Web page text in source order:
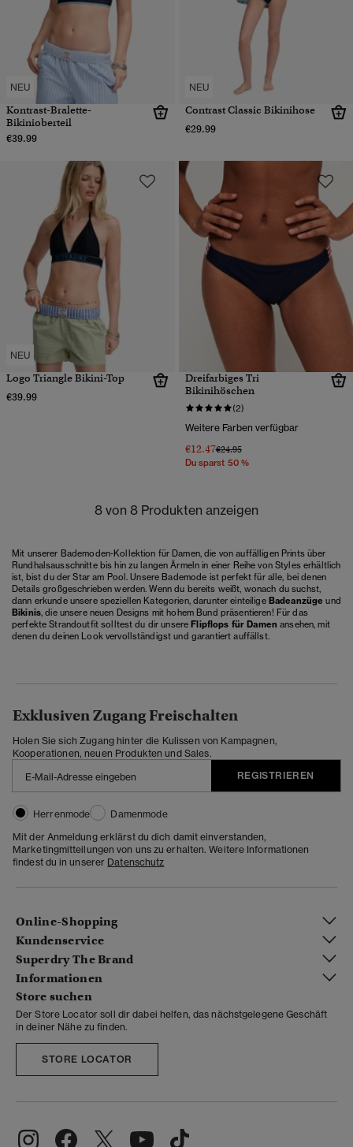
NEU
Kontrast-Bralette-
Bikinioberteil
€39.99
NEU
Contrast Classic Bikinihose
€29.99
NEU
Logo Triangle Bikini-Top
€39.99
Dreifarbiges Tri
Bikinihöschen
(2)
Weitere Farben verfügbar
€12.47Preis wurde reduziert von
€24.95bis
Du sparst 50 %
8 von 8 Produkten anzeigen
Mit unserer Bademoden-Kollektion für Damen, die von auffälligen Prints über
Rundhalsausschnitte bis hin zu langen Ärmeln in einer Reihe von Styles erhältlich
ist, bist du der Star am Pool. Unsere Bademode ist perfekt für alle, bei denen
Details großgeschrieben werden. Wenn du bereits weißt, wonach du suchst,
dann erkunde unsere speziellen Kategorien, darunter einteilige Badeanzüge und
Bikinis, die unsere neuen Designs mit hohem Bund präsentieren! Für das
perfekte Strandoutfit solltest du dir unsereFlipflops für Damen ansehen, mit
denen du deinen Look vervollständigst und garantiert auffällst.
Exklusiven Zugang Freischalten
Holen Sie sich Zugang hinter die Kulissen von Kampagnen,
Kooperationen, neuen Produkten und Sales.
REGISTRIEREN
Herrenmode
Damenmode
Mit der Anmeldung erklärst du dich damit einverstanden,
Marketingmitteilungen von uns zu erhalten. Weitere Informationen
findest du in unserer Datenschutz
Online-Shopping
Kundenservice
Superdry The Brand
Informationen
Store suchen
Der Store Locator soll dir dabei helfen, das nächstgelegene Geschäft
in deiner Nähe zu finden.
STORE LOCATOR